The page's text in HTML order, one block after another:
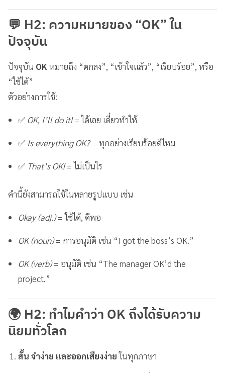
💬 H2: ความหมายของ “OK” ใน
ปัจจุบัน
ปัจจุบัน OK หมายถึง “ตกลง”, “เข้าใจแล้ว”, “เรียบร้อย”, หรือ
“ใช้ได้”
ตัวอย่างการใช้:
✅ OK, I’ll do it!= ได้เลย เดี๋ยวทำให้
✅ Is everything OK?= ทุกอย่างเรียบร้อยดีไหม
✅ That’s OK!= ไม่เป็นไร
คำนี้ยังสามารถใช้ในหลายรูปแบบ เช่น
Okay (adj.)= ใช้ได้, ดีพอ
OK (noun)= การอนุมัติ เช่น “I got the boss’s OK.”
OK (verb)= อนุมัติ เช่น “The manager OK’d the
project.”
🌍 H2: ทำไมคำว่า OK ถึงได้รับความ
นิยมทั่วโลก
สั้น จำง่าย และออกเสียงง่ายในทุกภาษา